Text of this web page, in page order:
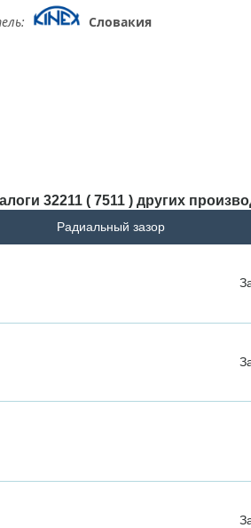
Словакия
32211 ( 7511 ) других
Радиальный зазор